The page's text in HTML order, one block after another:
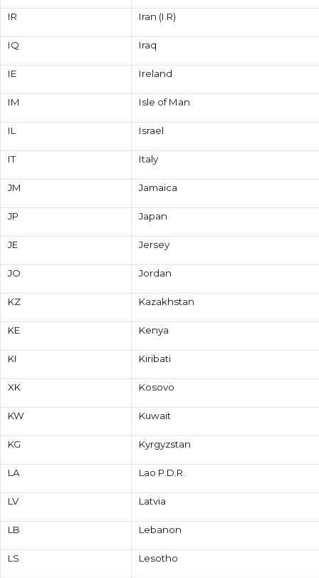
IR Iran (I.R)
IQ Iraq
IE Ireland
IM Isle of Man
IL Israel
IT Italy
JM Jamaica
JP Japan
JE Jersey
JO Jordan
KZ Kazakhstan
KE Kenya
KI Kiribati
XK Kosovo
KW Kuwait
KG Kyrgyzstan
LA Lao P.D.R.
LV Latvia
LB Lebanon
LS Lesotho